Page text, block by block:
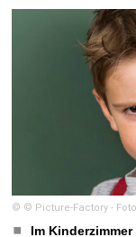
© © Picture-Factory -
Im